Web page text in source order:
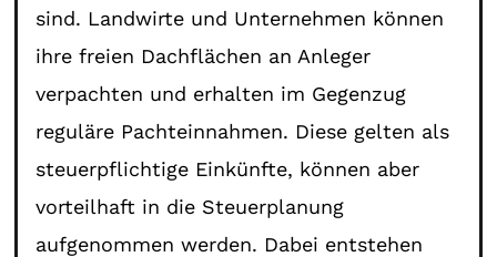
sind. Landwirte und Unternehmen können
ihre freien Dachflächen an Anleger
verpachten und erhalten im Gegenzug
reguläre Pachteinnahmen. Diese gelten als
steuerpflichtige Einkünfte, können aber
vorteilhaft in die Steuerplanung
aufgenommen werden. Dabei entstehen